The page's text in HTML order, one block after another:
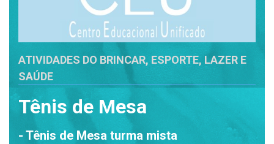
ATIVIDADES DO BRINCAR, ESPORTE, LAZER E
SAÚDE
Tênis de Mesa
- Tênis de Mesa turma mista